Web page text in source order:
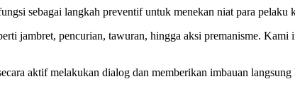
sebagai langkah preventif untuk menekan niat para pelaku
jambret, pencurian, tawuran, hingga aksi premanisme.
aktif melakukan dialog dan memberikan imbauan langsung